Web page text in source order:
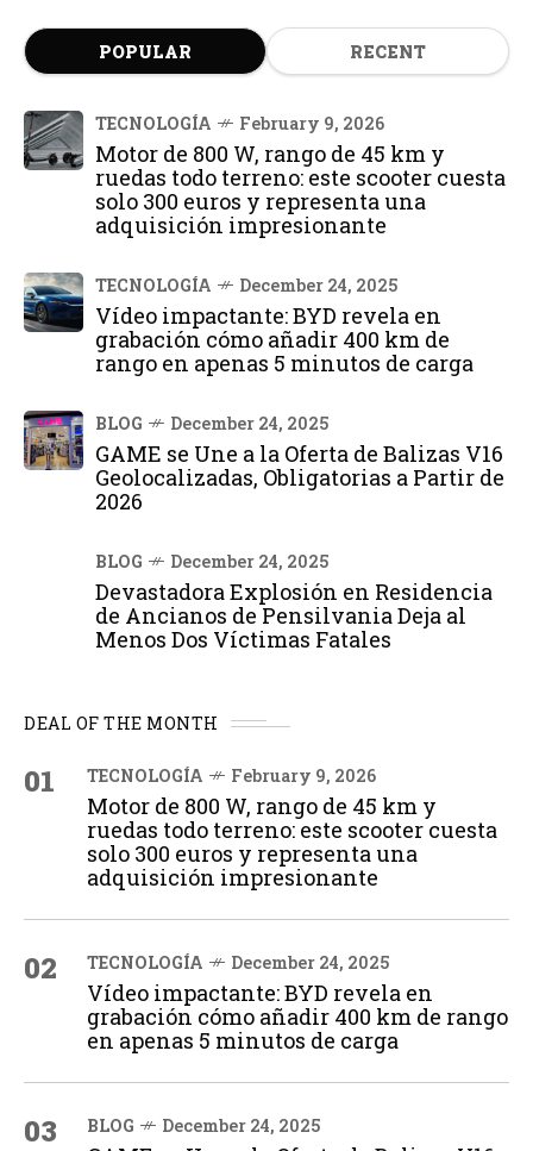
POPULAR RECENT
TECNOLOGÍA February 9, 2026
Motor de 800 W, rango de 45 km y
ruedas todo terreno: este scooter cuesta
solo 300 euros y representa una
adquisición impresionante
TECNOLOGÍA December 24, 2025
Vídeo impactante: BYD revela en
grabación cómo añadir 400 km de
rango en apenas 5 minutos de carga
BLOG December 24, 2025
GAME se Une a la Oferta de Balizas V16
Geolocalizadas, Obligatorias a Partir de
2026
BLOG December 24, 2025
Devastadora Explosión en Residencia
de Ancianos de Pensilvania Deja al
Menos Dos Víctimas Fatales
DEAL OF THE MONTH
01 TECNOLOGÍA February 9, 2026
Motor de 800 W, rango de 45 km y
ruedas todo terreno: este scooter cuesta
solo 300 euros y representa una
adquisición impresionante
02 TECNOLOGÍA December 24, 2025
Vídeo impactante: BYD revela en
grabación cómo añadir 400 km de rango
en apenas 5 minutos de carga
03 BLOG December 24, 2025